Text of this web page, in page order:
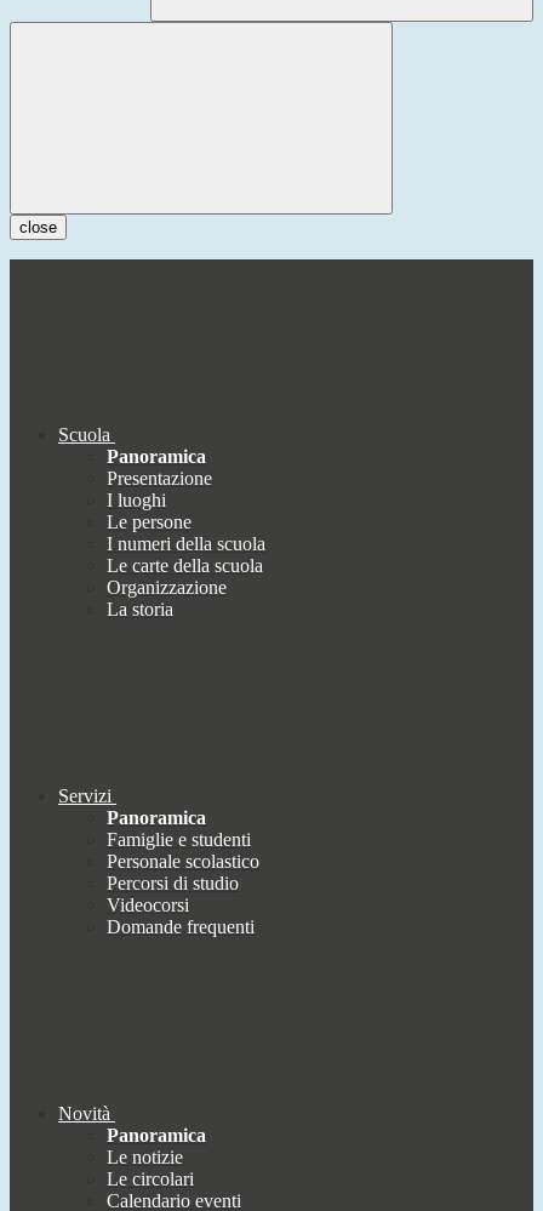
close
Scuola
Panoramica
Presentazione
I luoghi
Le persone
I numeri della scuola
Le carte della scuola
Organizzazione
La storia
Servizi
Panoramica
Famiglie e studenti
Personale scolastico
Percorsi di studio
Videocorsi
Domande frequenti
Novità
Panoramica
Le notizie
Le circolari
Calendario eventi